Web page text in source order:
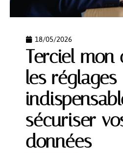
18/05/2026
Terciel mon
les réglages
sécuriser
données